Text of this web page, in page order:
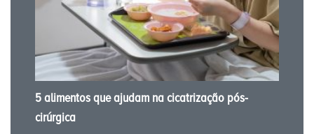
5 alimentos que ajudam na cicatrização pós-
cirúrgica